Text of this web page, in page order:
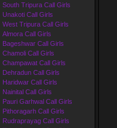
South Tripura Call Girls
Unakoti Call Girls
West Tripura Call Girls
Almora Call Girls
Bageshwar Call Girls
Chamoli Call Girls
Champawat Call Girls
Dehradun Call Girls
Haridwar Call Girls
Nainital Call Girls
Pauri Garhwal Call Girls
Pithoragarh Call Girls
Rudraprayag Call Girls